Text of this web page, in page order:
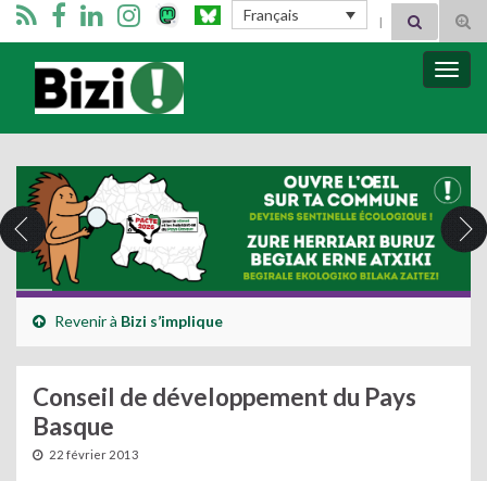
Français Search for:
Bizimugi
Revenir à Bizi s’implique
Conseil de développement du Pays
Basque
22 février 2013